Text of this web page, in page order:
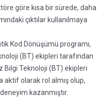
göre kısa bir sürede, daha
çıktılar kullanılmaya
Kod Dönüşümü programı,
(BT) ekipleri tarafından
Bilgi Teknoloji (BT) ekipleri
aktif olarak rol almış olup,
kazanmıştır.